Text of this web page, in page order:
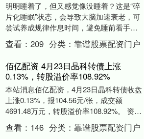
明明睡着了，但又感觉像没睡着？这是“碎
片化睡眠”状态，会导致大脑加速衰老，可
尝试养成规律作息时间，避免睡前看手
机。....
查看：209 分类：靠谱股票配资门户
佰亿配资 4月23日晶科转债上涨
0.13%，转股溢价率108.92%
本站消息佰亿配资，4月23日晶科转债收盘
上涨0.13%，报104.56元/张，成交额
4691.48万元，转股溢价率108.92%。 资料
显示，晶科转债信用级别为....
查看： 146 分类：靠谱股票配资门户